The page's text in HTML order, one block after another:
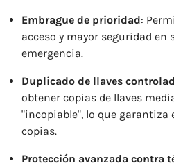
Embrague de prioridad:
acceso y mayor seguridad en
emergencia.
Duplicado de llaves
obtener copias de llaves
"incopiable", lo que garantiza
copias.
Protección avanzada contra